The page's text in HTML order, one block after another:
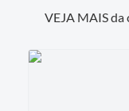
VEJA MAIS da